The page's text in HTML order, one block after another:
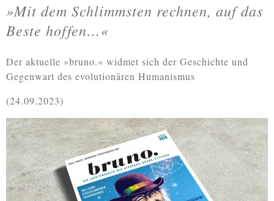
Termine
Verbindungen
Datenschutz
Impressum
»Mit dem Schlimmsten rechnen, auf das
Beste hoffen…«
Der aktuelle »bruno.« widmet sich der Geschichte und
Gegenwart des evolutionären Humanismus
24.09.2023